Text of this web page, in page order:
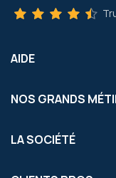
AIDE
NOS GRANDS
LA SOCIÉTÉ